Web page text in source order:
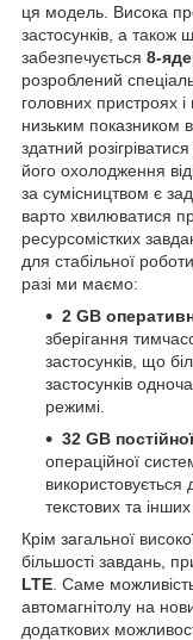
ця модель. Висока
застосунків, а також
забезпечується 8-
розроблений
головних пристроях
низьким показником
здатний
його охолодження
за сумісництвом є
варто хвилюватися
ресурсомістких
для стабільної
разі ми маємо:
2 GB
зберігання
застосунків, що
застосунків
режимі.
32 GB
операційної
текстових та
Крім загальної
більшості завдань,
LTE . Саме
автомагнітолу на
додаткових